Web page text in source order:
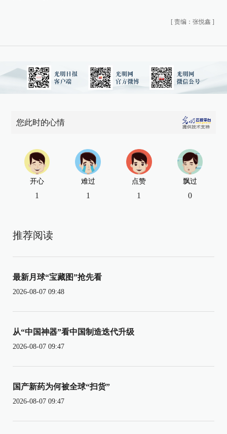
[ 责编：张悦鑫 ]
您此时的心情
开心
1
难过
1
点赞
1
飘过
0
推荐阅读
最新月球“宝藏图”抢先看
2026-08-07 09:48
从“中国神器”看中国制造迭代升级
2026-08-07 09:47
国产新药为何被全球“扫货”
2026-08-07 09:47